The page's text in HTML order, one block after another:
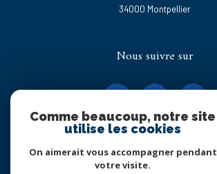
34000
montpellier
Nous suivre sur
Adhérents
Comme beaucoup, notre site
utilise les cookies
On aimerait vous accompagner pendant
votre visite.